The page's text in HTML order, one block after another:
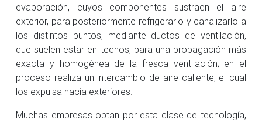
evaporación, cuyos componentes sustraen el aire
exterior, para posteriormente refrigerarlo y canalizarlo a
los distintos puntos, mediante ductos de ventilación,
que suelen estar en techos, para una propagación más
exacta y homogénea de la fresca ventilación; en el
proceso realiza un intercambio de aire caliente, el cual
los expulsa hacia exteriores.
Muchas empresas optan por esta clase de tecnología,